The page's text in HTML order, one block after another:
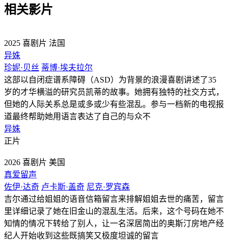
相关影片
2025 喜剧片 法国
异姝
珍妮·贝丝 蒂博·埃夫拉尔
这部以自闭症谱系障碍（ASD）为背景的浪漫喜剧讲述了35
岁的才华横溢的研究员凯蒂的故事。她拥有独特的社交方式，
但她的人际关系总是或多或少有些混乱。参与一档新的电视报
道最终帮助她用语言表达了自己的与众不
异姝
正片
2026 喜剧片 美国
真爱留声
佐伊·达奇 卢卡斯·盖奇 尼克·罗宾森
吉尔通过给姐姐的语音信箱留言来排解姐姐去世的痛苦，留言
里详细记录了她在旧金山的混乱生活。后来，这个号码在她不
知情的情况下转给了别人，让一名深居简出的奥斯汀房地产经
纪人开始收到这些既搞笑又极度坦诚的留言